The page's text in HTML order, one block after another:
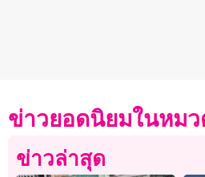
ข่าวยอดนิยมในหม
ข่าวล่าสุด